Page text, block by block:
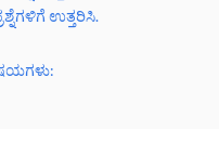
ಉತ್ತರಿಸಿ.